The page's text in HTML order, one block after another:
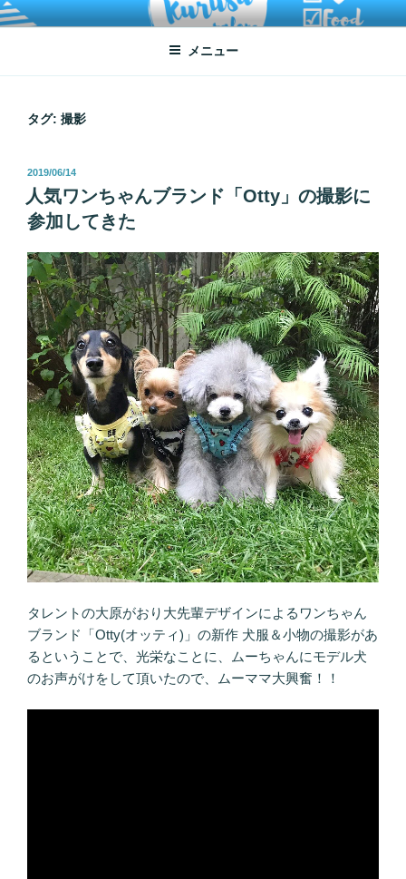
コ
ン
ン
ATSUKO KURUSU SALONE
written by Atsuko Kurusu
メニュー
タグ: 撮影
投
稿
日:
2019/06/14
人気ワンちゃんブランド「Otty」の撮影に
参加してきた
タレントの大原がおり大先輩デザインによるワンちゃん
ブランド「Otty(オッティ)」の新作 犬服＆小物の撮影があ
るということで、光栄なことに、ムーちゃんにモデル犬
のお声がけをして頂いたので、ムーママ大興奮！！